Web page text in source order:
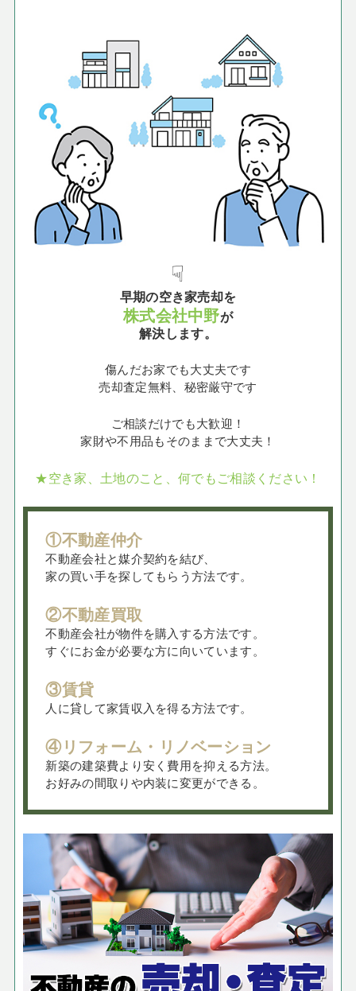
☟
早期の空き家売却を
株式会社中野が
解決します。
傷んだお家でも大丈夫です
売却査定無料、秘密厳守です
ご相談だけでも大歓迎！
家財や不用品もそのままで大丈夫！
★空き家、土地のこと、何でもご相談ください！
①不動産仲介
不動産会社と媒介契約を結び、
家の買い手を探してもらう方法です。
②不動産買取
不動産会社が物件を購入する方法です。
すぐにお金が必要な方に向いています。
③賃貸
人に貸して家賃収入を得る方法です。
④リフォーム・リノベーション
新築の建築費より安く費用を抑える方法。
お好みの間取りや内装に変更ができる。